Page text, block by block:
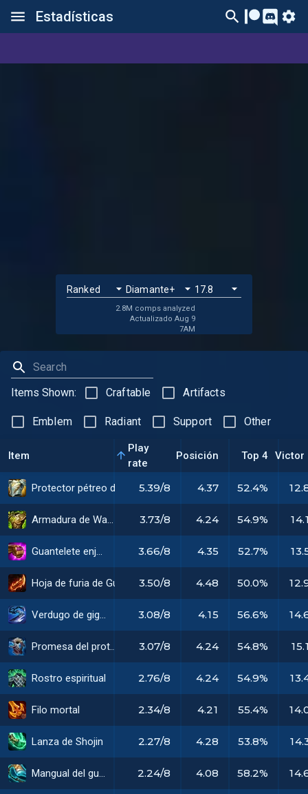
Estadísticas
2.8M comps analyzed
Actualizado Aug 9
7AM
Items Shown: Craftable Artifacts
Emblem Radiant Support Other
Item
Play
rate
Posición Top 4
Armadura de Warmog
Guantelete enjoyado
Verdugo de gigantes
Promesa del protector
Rostro espiritual
Filo mortal
Lanza de Shojin
Mangual del guerrero
5.39/8 4.37 52.4%
3.73/8 4.24 54.9%
3.66/8 4.35 52.7%
3.50/8 4.48 50.0%
3.08/8 4.15 56.6%
3.07/8 4.24 54.8%
2.76/8 4.24 54.9%
2.34/8 4.21 55.4%
2.27/8 4.28 53.8%
2.24/8 4.08 58.2%